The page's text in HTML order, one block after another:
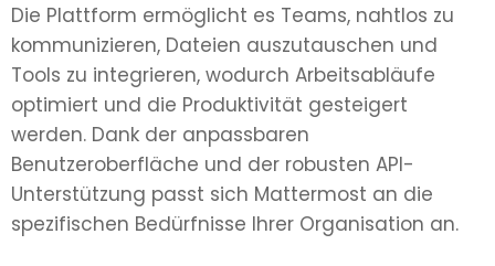
Die Plattform ermöglicht es Teams, nahtlos zu
kommunizieren, Dateien auszutauschen und
Tools zu integrieren, wodurch Arbeitsabläufe
optimiert und die Produktivität gesteigert
werden. Dank der anpassbaren
Benutzeroberfläche und der robusten API-
Unterstützung passt sich Mattermost an die
spezifischen Bedürfnisse Ihrer Organisation an.